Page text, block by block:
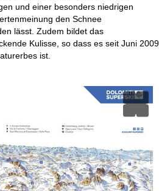
und einer besonders niedrigen
den Schnee
lässt. Zudem bildet das
Kulisse, so dass es seit Juni 2009
ist.